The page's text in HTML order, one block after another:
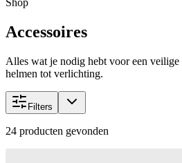
Accessoires
Alles wat je nodig hebt voor een
helmen tot verlichting.
Filters
24 producten gevonden